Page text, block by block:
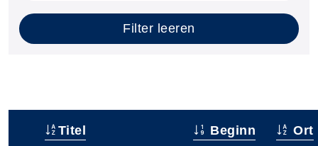
Filter leeren
Titel Beginn Ort